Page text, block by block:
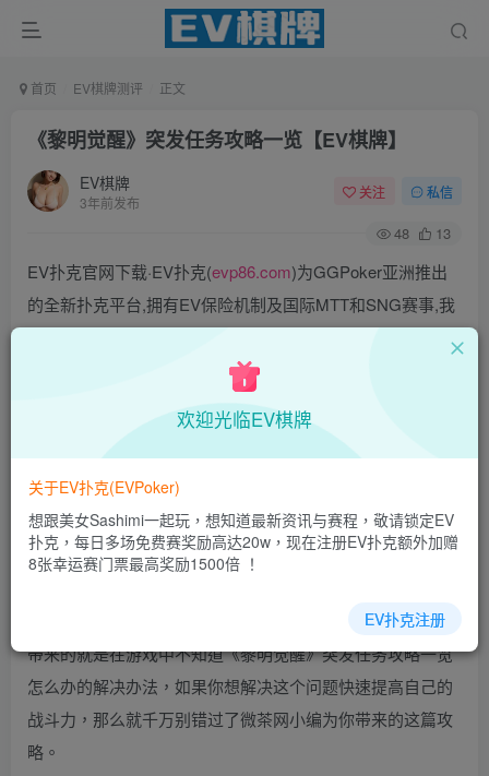
首页 EV棋牌测评 正文
《黎明觉醒》突发任务攻略一览【EV棋牌】
EV棋牌
3年前发布
关注 私信
48 13
EV扑克官网下载·EV扑克(evp86.com)为GGPoker亚洲推出
的全新扑克平台,拥有EV保险机制及国际MTT和SNG赛事,我
们具备完善的国际认可,致力提供国内最公平与公正的竞技环
乐场|EV扑克小游戏——EV扑克导航(www.evpks.com)
乐场|EV扑克游戏网址发布页——EV扑克下载
(www.evpk66.com)
能通过研究游戏内容获得。今天在这里，微茶网小编为大家
带来的就是在游戏中不知道《黎明觉醒》突发任务攻略一览
怎么办的解决办法，如果你想解决这个问题快速提高自己的
战斗力，那么就千万别错过了微茶网小编为你带来的这篇攻
略。
欢迎光临EV棋牌
关于EV扑克(EVPoker)
想跟美女Sashimi一起玩，想知道最新资讯与赛程，敬请锁定EV
扑克，每日多场免费赛奖励高达20w，现在注册EV扑克额外加赠
8张幸运赛门票最高奖励1500倍 ！
EV扑克注册